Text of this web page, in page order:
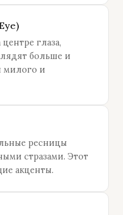
глаза,
больше и
милого и
ресницы
стразами. Этот
акценты.